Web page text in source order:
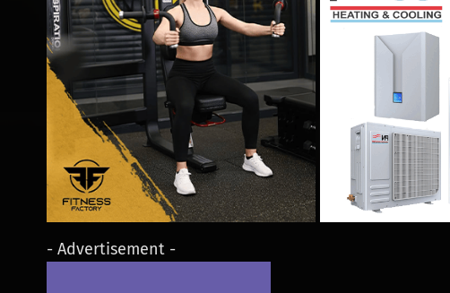
- Advertisement -